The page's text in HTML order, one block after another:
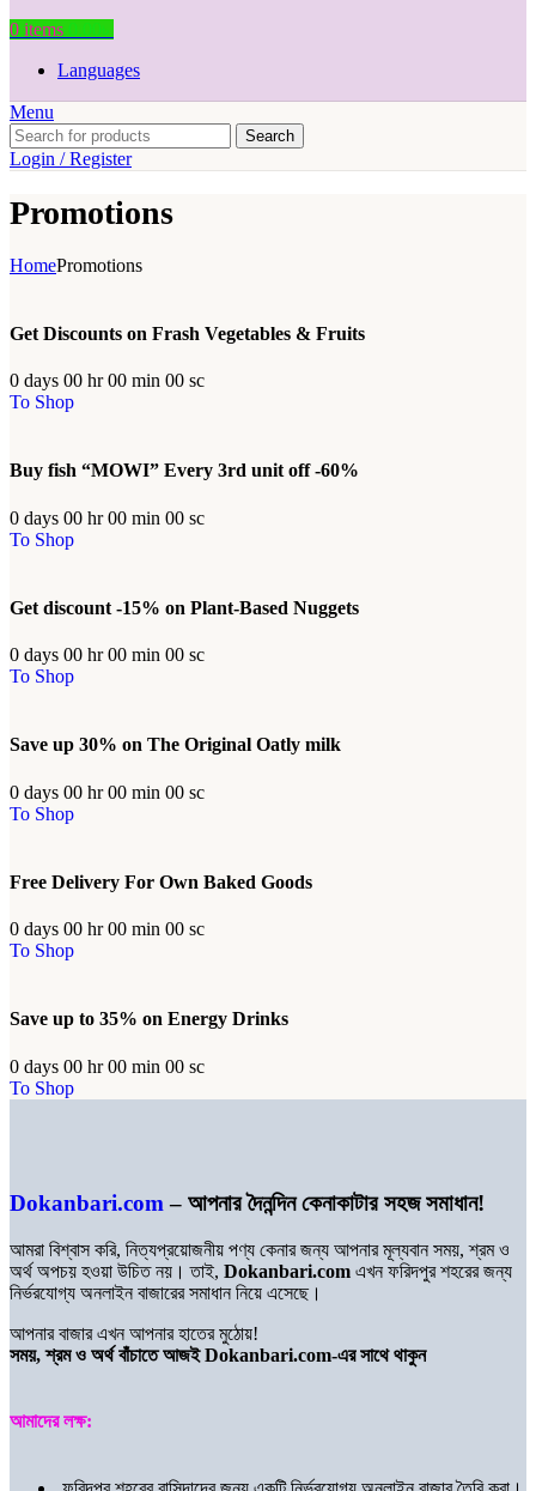
0 items
Languages
Menu
Search
Login / Register
Promotions
HomePromotions
Get Discounts on Frash Vegetables & Fruits
0 days 00 hr00 min 00 sc
To Shop
Buy fish “MOWI” Every 3rd unit off -60%
0 days 00 hr00 min 00 sc
To Shop
Get discount -15% on Plant-Based Nuggets
0 days 00 hr00 min 00 sc
To Shop
Save up 30% on The Original Oatly milk
0 days 00 hr00 min 00 sc
To Shop
Free Delivery For Own Baked Goods
0 days 00 hr00 min 00 sc
To Shop
Save up to 35% on Energy Drinks
0 days 00 hr00 min 00 sc
To Shop
Dokanbari.com– আপনার দৈনন্দিন কেনাকাটার সহজ সমাধান!
আমরা বিশ্বাস করি, নিত্যপ্রয়োজনীয় পণ্য কেনার জন্য আপনার মূল্যবান সময়, শ্রম ও
অর্থ অপচয় হওয়া উচিত নয়। তাই, Dokanbari.com এখন ফরিদপুর শহরের জন্য
নির্ভরযোগ্য অনলাইন বাজারের সমাধান নিয়ে এসেছে।
আপনার বাজার এখন আপনার হাতের মুঠোয়!
সময়, শ্রম ও অর্থ বাঁচাতে আজই Dokanbari.com-এর সাথে থাকুন
আমাদের লক্ষ: